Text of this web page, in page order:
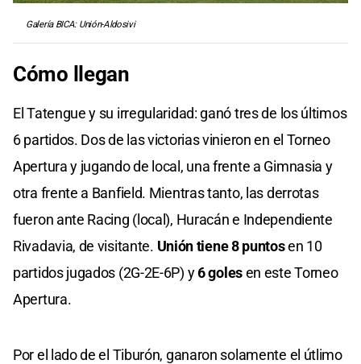
Galería BICA: Unión-Aldosivi
Cómo llegan
El Tatengue y su irregularidad: ganó tres de los últimos
6 partidos. Dos de las victorias vinieron en el Torneo
Apertura y jugando de local, una frente a Gimnasia y
otra frente a Banfield. Mientras tanto, las derrotas
fueron ante Racing (local), Huracán e Independiente
Rivadavia, de visitante. Unión tiene 8 puntosen 10
partidos jugados (2G-2E-6P) y6golesen este Torneo
Apertura.
Por el lado de el Tiburón, ganaron solamente el útlimo